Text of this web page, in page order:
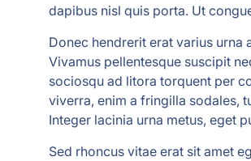
dapibus nisl quis porta. Ut
Donec hendrerit erat varius
Vivamus pellentesque suscipit
sociosqu ad litora torquent per
viverra, enim a fringilla sodales,
Integer lacinia urna metus, eget
Sed rhoncus vitae erat sit amet